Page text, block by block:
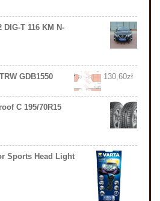
DIG-T 116 KM N-
GDB1550 130,60zł
C 195/70R15
Sports Head Light